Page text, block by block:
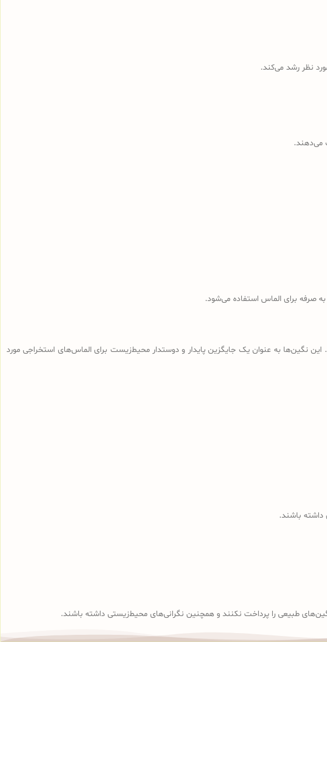
نظر رشد می‌کند.
می‌دهند.
صرفه برای الماس استفاده می‌شود.
نگین‌ها به عنوان یک جایگزین پایدار و دوستدار محیط‌زیست برای الماس‌های استخراجی مورد
داشته باشند.
طبیعی را پرداخت نکنند و همچنین نگرانی‌های محیط‌زیستی داشته باشند.